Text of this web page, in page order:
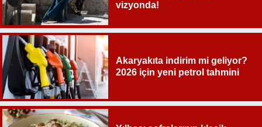
vizyonda!
Akaryakıta indirim mi geliyor?
2026 için yeni petrol tahmini